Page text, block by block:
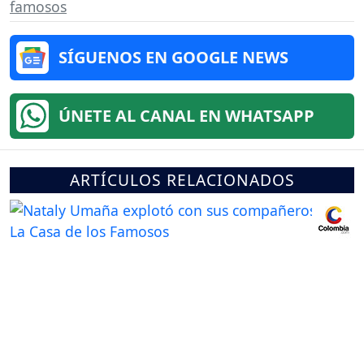
famosos
SÍGUENOS EN GOOGLE NEWS
ÚNETE AL CANAL EN WHATSAPP
ARTÍCULOS RELACIONADOS